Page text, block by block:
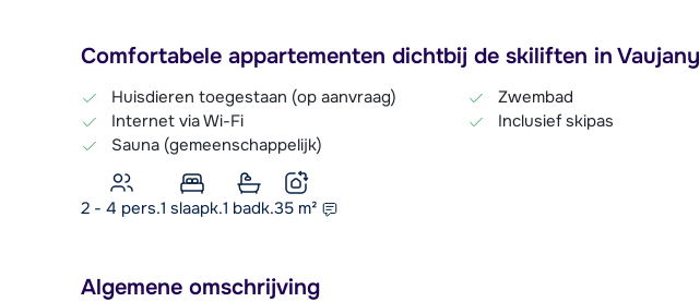
Comfortabele appartementen dichtbij de skiliften in Vaujany
Huisdieren toegestaan (op aanvraag)
Internet via Wi-Fi
Sauna (gemeenschappelijk)
Zwembad
Inclusief skipas
2 - 4 pers.1 slaapk.1 badk.35 m²
Algemene omschrijving